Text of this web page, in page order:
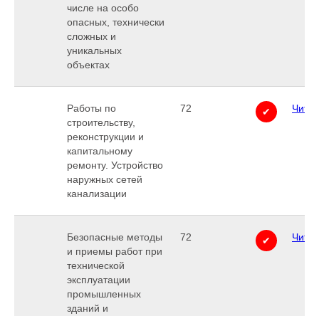
числе на особо
опасных, технически
сложных и
уникальных
объектах
Работы по
строительству,
реконструкции и
капитальному
ремонту. Устройство
наружных сетей
канализации
72 ✔
Безопасные методы
и приемы работ при
технической
эксплуатации
промышленных
зданий и
72 ✔